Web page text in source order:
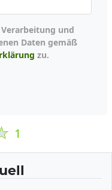
Daten gemäß
zu.
1